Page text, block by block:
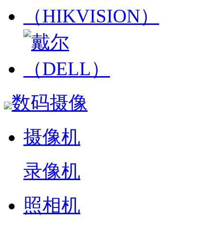
数码摄像
摄像机
录像机
照相机